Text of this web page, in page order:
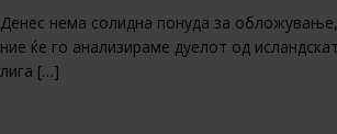
Денес нема солидна понуда за
ние ќе го анализираме дуелот од
лига […]